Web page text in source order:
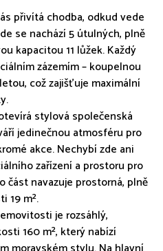
přivítá chodba, odkud vede
se nachází 5 útulných, plně
kapacitou 11 lůžek. Každý
zázemím – koupelnou
což zajišťuje maximální
stylová společenská
jedinečnou atmosféru pro
akce. Nechybí zde ani
zařízení a prostoru pro
část navazuje prostorná, plně
19 m².
je rozsáhlý,
160 m², který nabízí